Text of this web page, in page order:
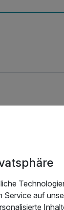
Service auf